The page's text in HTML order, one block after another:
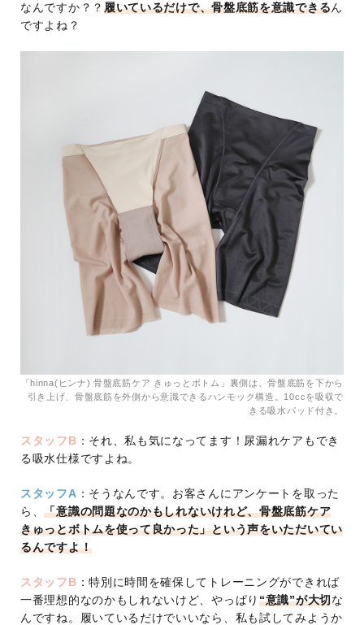
なんですか？？ 履いているだけで、骨盤底筋を意識できるん
ですよね？
「hinna(ヒンナ) 骨盤底筋ケア きゅっとボトム」裏側は、骨盤底筋を下から
引き上げ、骨盤底筋を外側から意識できるハンモック構造。10ccを吸収で
きる吸水パッド付き。
スタッフB ：それ、私も気になってます！尿漏れケアもでき
る吸水仕様ですよね。
スタッフA ：そうなんです。お客さんにアンケートを取った
ら、「意識の問題なのかもしれないけれど、骨盤底筋ケア
きゅっとボトムを使って良かった」という声をいただいてい
るんですよ！
スタッフB ：特別に時間を確保してトレーニングができれば
一番理想的なのかもしれないけど、やっぱり “意識”が大切な
んですね。履いているだけでいいなら、私も試してみようか